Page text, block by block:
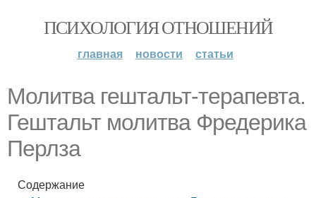
ПСИХОЛОГИЯ ОТНОШЕНИЙ
главная новости статьи
Молитва гештальт-терапевта.
Гештальт молитва Фредерика
Перлза
Содержание